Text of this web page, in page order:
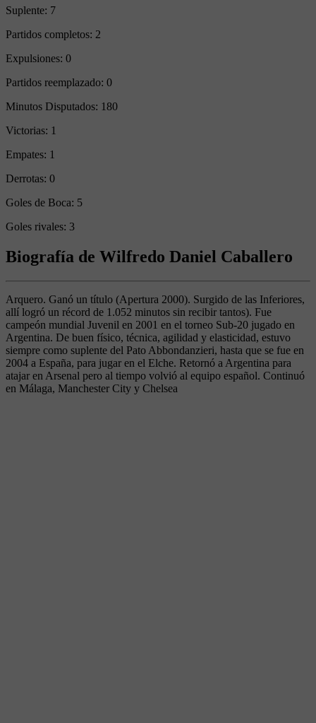
Suplente: 7
Partidos completos: 2
Expulsiones: 0
Partidos reemplazado: 0
Minutos Disputados: 180
Victorias: 1
Empates: 1
Derrotas: 0
Goles de Boca: 5
Goles rivales: 3
Biografía de Wilfredo Daniel Caballero
Arquero. Ganó un título (Apertura 2000). Surgido de las Inferiores,
allí logró un récord de 1.052 minutos sin recibir tantos). Fue
campeón mundial Juvenil en 2001 en el torneo Sub-20 jugado en
Argentina. De buen físico, técnica, agilidad y elasticidad, estuvo
siempre como suplente del Pato Abbondanzieri, hasta que se fue en
2004 a España, para jugar en el Elche. Retornó a Argentina para
atajar en Arsenal pero al tiempo volvió al equipo español. Continuó
en Málaga, Manchester City y Chelsea